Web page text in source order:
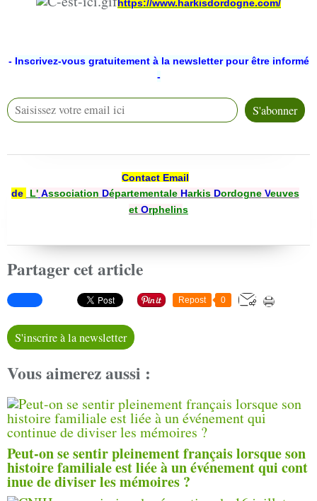
https://www.harkisdordogne.com/
- Inscrivez-vous gratuitement à la newsletter pour être informé
-
Contact Email
de
L' Association DépartementaleHarkis DordogneVeuves
et Orphelins
Partager cet article
Repost 0
S'inscrire à la newsletter
Vous aimerez aussi :
Peut-on se sentir pleinement français lorsque son
histoire familiale est liée à un événement qui cont
inue de diviser les mémoires ?